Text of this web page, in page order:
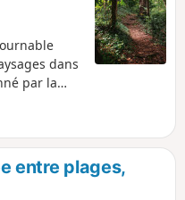
dans
par la
Hyenville
grâce à
entre plages,